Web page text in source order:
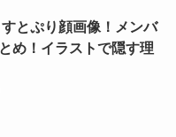
すとぷり顔画像！メンバ
め！イラストで隠す理